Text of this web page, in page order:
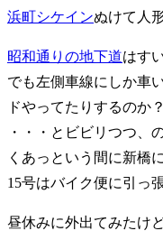
浜町シケインぬけて人
昭和通りの地下道はす
でも左側車線にしか
ドやってたりするのか？
・・・とビビリつつ、
くあっという間に新橋
15号はバイク便に引っ
昼休みに外出てみたけ